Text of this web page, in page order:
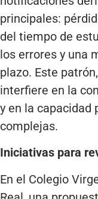
principales:
del tiempo de
los errores y una
plazo. Este
interfiere en la
y en la capacidad
complejas.
Iniciativas para
En el Colegio